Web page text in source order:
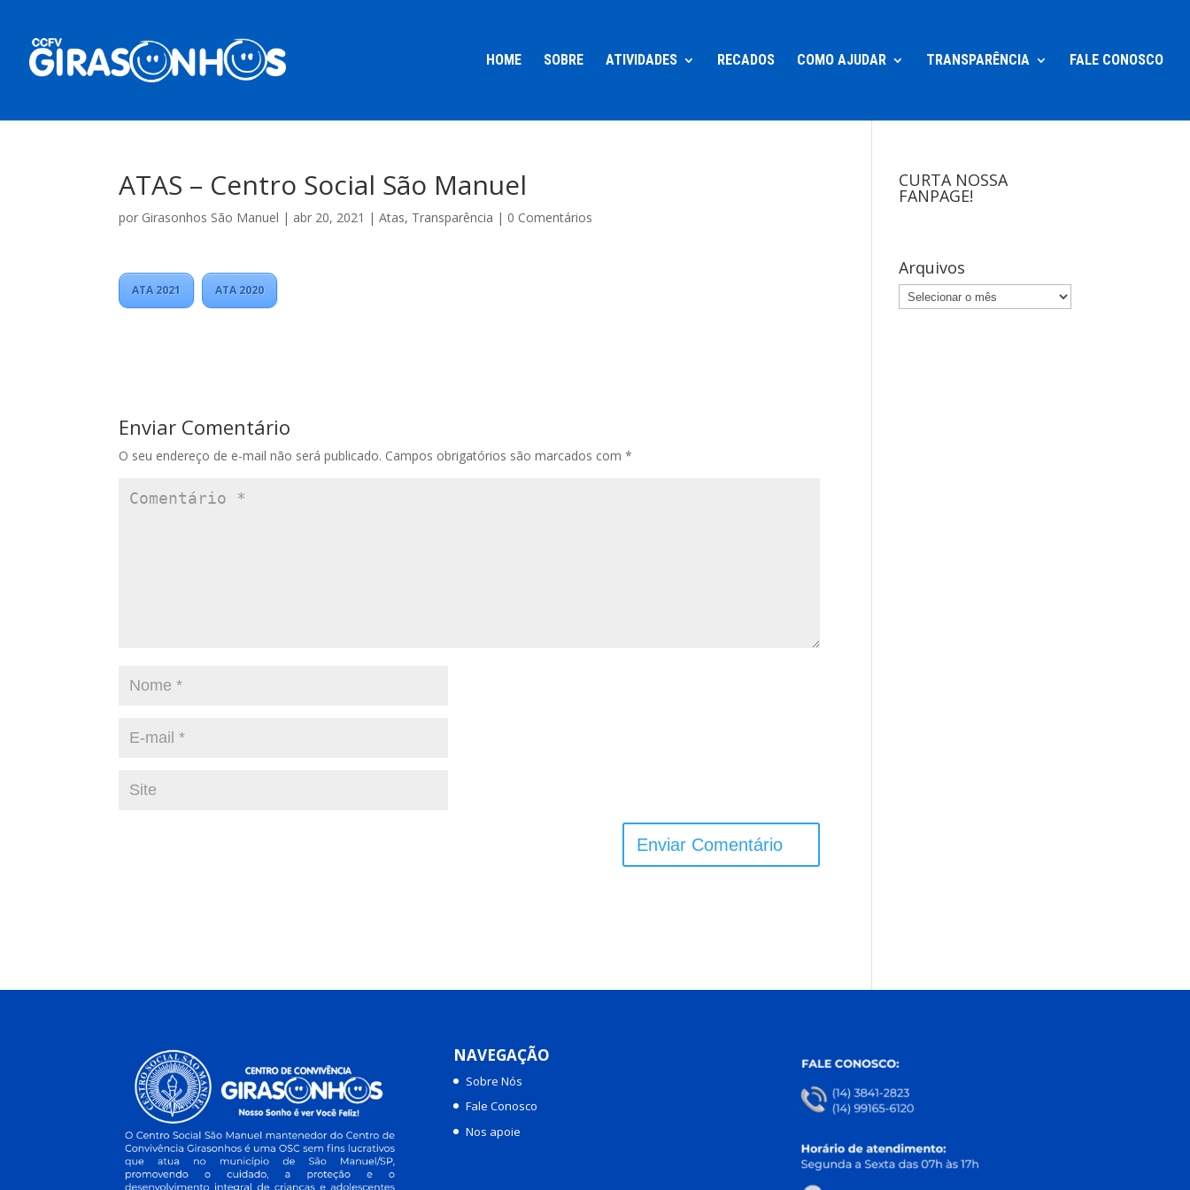
HOME SOBRE ATIVIDADES RECADOS COMO AJUDAR TRANSPARÊNCIA FALE CONOSCO
ATAS – Centro Social São Manuel
por Girasonhos São Manuel | abr 20, 2021 |Atas, Transparência | 0 Comentários
ATA 2021 ATA 2020
Enviar Comentário
O seu endereço de e-mail não será publicado. Campos obrigatórios são marcados com*
CURTA NOSSA
FANPAGE!
Arquivos
Arquivos
NAVEGAÇÃO
Sobre Nós
Fale Conosco
Nos apoie